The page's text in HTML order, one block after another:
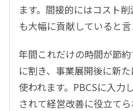
ます。間接的にはコスト
も大幅に貢献していると言
年間これだけの時間が節
に割き、事業展開後に新
使われます。PBCSに入力
されて経営改善に役立て